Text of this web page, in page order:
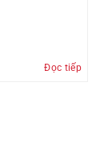
Đọc tiếp